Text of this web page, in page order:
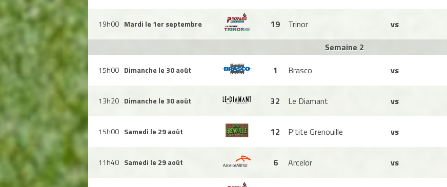
19h00 Mardi le 1er septembre 19 Trinor vs
Semaine 2
15h00 Dimanche le 30 août 1 Brasco vs
13h20 Dimanche le 30 août 32 Le Diamant vs
15h00 Samedi le 29 août 12 P'tite Grenouille vs
11h40 Samedi le 29 août 6 Arcelor vs